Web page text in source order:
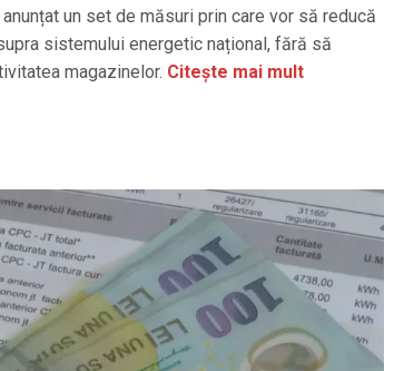
anunțat un set de măsuri prin care vor să reducă
sistemului energetic național, fără să
magazinelor. Citește mai mult